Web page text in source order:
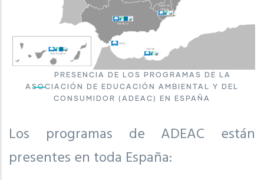
PRESENCIA DE LOS PROGRAMAS DE LA
ASOCIACIÓN DE EDUCACIÓN AMBIENTAL Y DEL
CONSUMIDOR (ADEAC) EN ESPAÑA
Los programas de ADEAC están
presentes en toda España: